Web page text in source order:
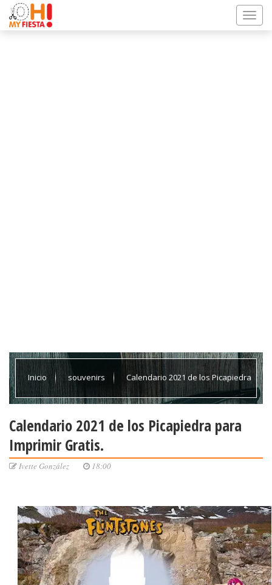
Inicio souvenirs Calendario 2021 de los Picapiedra
Calendario 2021 de los Picapiedra para
Imprimir Gratis.
Ivette González 18:00